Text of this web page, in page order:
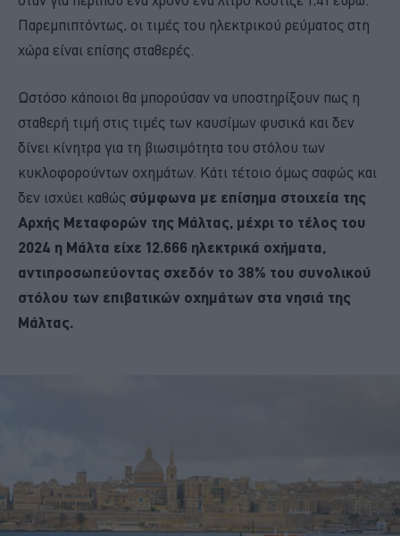
Παρεμπιπτόντως, οι τιμές του ηλεκτρικού ρεύματος στη
χώρα είναι επίσης σταθερές.
Ωστόσο κάποιοι θα μπορούσαν να υποστηρίξουν πως η
σταθερή τιμή στις τιμές των καυσίμων φυσικά και δεν
δίνει κίνητρα για τη βιωσιμότητα του στόλου των
κυκλοφορούντων οχημάτων. Κάτι τέτοιο όμως σαφώς και
δεν ισχύει καθώς σύμφωνα με επίσημα στοιχεία της
Αρχής Μεταφορών της Μάλτας, μέχρι το τέλος του
2024 η Μάλτα είχε 12.666 ηλεκτρικά οχήματα,
αντιπροσωπεύοντας σχεδόν το 38% του συνολικού
στόλου των επιβατικών οχημάτων στα νησιά της
Μάλτας.